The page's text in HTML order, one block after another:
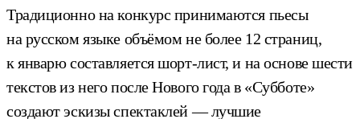
Традиционно на конкурс принимаются пьесы
на русском языке объёмом не более 12 страниц,
к январю составляется шорт-лист, и на основе шести
текстов из него после Нового года в «Субботе»
создают эскизы спектаклей — лучшие